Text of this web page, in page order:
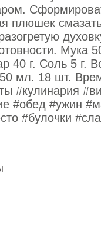
плюшек
Мука
40 г. Соль 5 г.
мл. 18 шт.
#кулинария
#обед #ужин
#булочки